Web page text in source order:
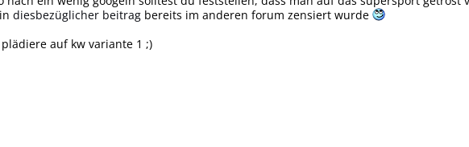
diesbezüglicher beitrag bereits im anderen forum zensiert wurde
auf kw variante 1 ;)